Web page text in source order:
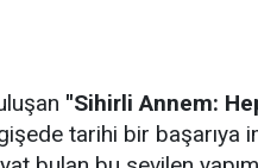
''Sihirli Annem:
tarihi bir başarıya